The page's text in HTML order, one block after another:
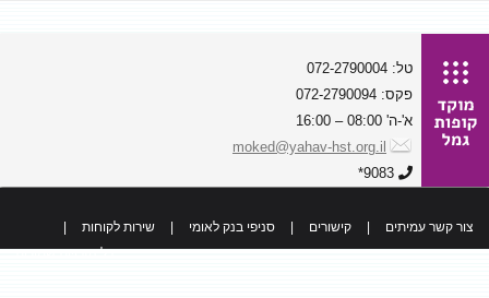
טל: 072-2790004
פקס: 072-2790094
א'-ה' 08:00 – 16:00
moked@yahav-hst.org.il
9083*
צור קשר עמיתים קישורים סניפי בנק לאומי שירות לקוחות
כל הזכויות שמורות